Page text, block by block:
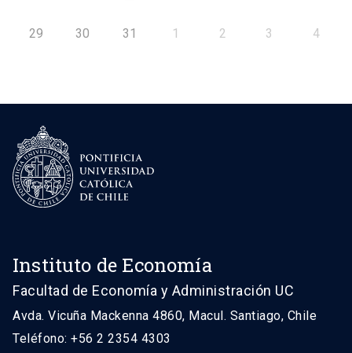
29 30 31 1 2 3 4
Instituto de Economía
Facultad de Economía y Administración UC
Avda. Vicuña Mackenna 4860, Macul. Santiago, Chile
Teléfono: +56 2 2354 4303